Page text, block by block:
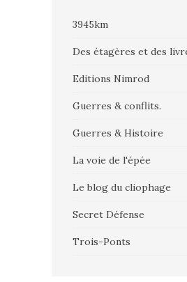
3945km
Des étagères et des
Editions Nimrod
Guerres & conflits.
Guerres & Histoire
La voie de l'épée
Le blog du cliophage
Secret Défense
Trois-Ponts